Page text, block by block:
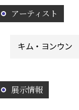
アーティスト
キム・ヨンウン
展示情報